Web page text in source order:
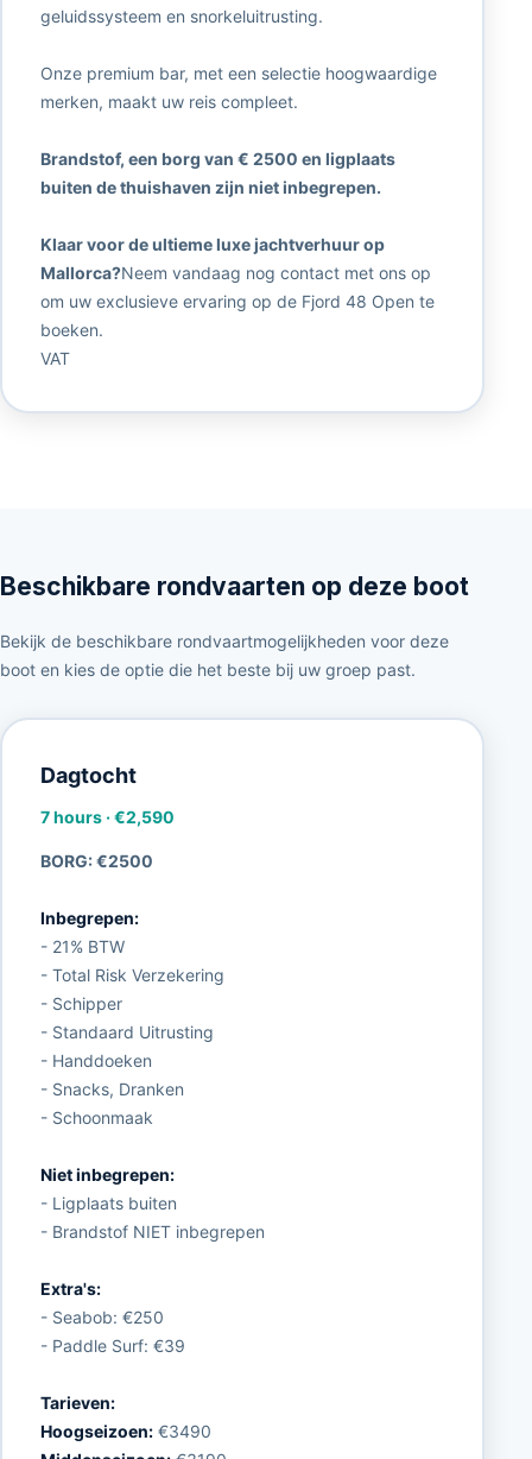
geluidssysteem en snorkeluitrusting.
Onze premium bar, met een selectie hoogwaardige
merken, maakt uw reis compleet.
Brandstof, een borg van € 2500 en ligplaats
buiten de thuishaven zijn niet inbegrepen.
Klaar voor de ultieme luxe jachtverhuur op
Mallorca?Neem vandaag nog contact met ons op
om uw exclusieve ervaring op de Fjord 48 Open te
boeken.
VAT
Beschikbare rondvaarten op deze boot
Bekijk de beschikbare rondvaartmogelijkheden voor deze
boot en kies de optie die het beste bij uw groep past.
Dagtocht
7 hours·€2,590
BORG: €2500
Inbegrepen:
- 21% BTW
- Total Risk Verzekering
- Schipper
- Standaard Uitrusting
- Handdoeken
- Snacks, Dranken
- Schoonmaak
Niet inbegrepen:
- Ligplaats buiten
- Brandstof NIET inbegrepen
Extra's:
- Seabob: €250
- Paddle Surf: €39
Tarieven:
Hoogseizoen:€3490